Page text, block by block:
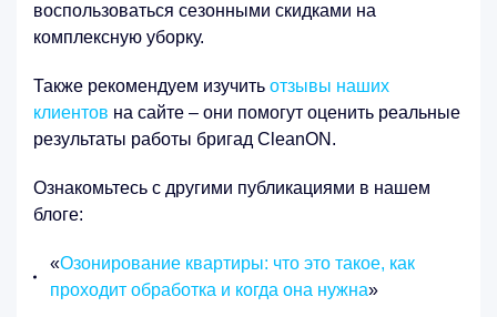
воспользоваться сезонными скидками на
комплексную уборку.
Также рекомендуем изучить отзывы наших
клиентов на сайте – они помогут оценить реальные
результаты работы бригад CleanON.
Ознакомьтесь с другими публикациями в нашем
блоге:
«Озонирование квартиры: что это такое, как
проходит обработка и когда она нужна»